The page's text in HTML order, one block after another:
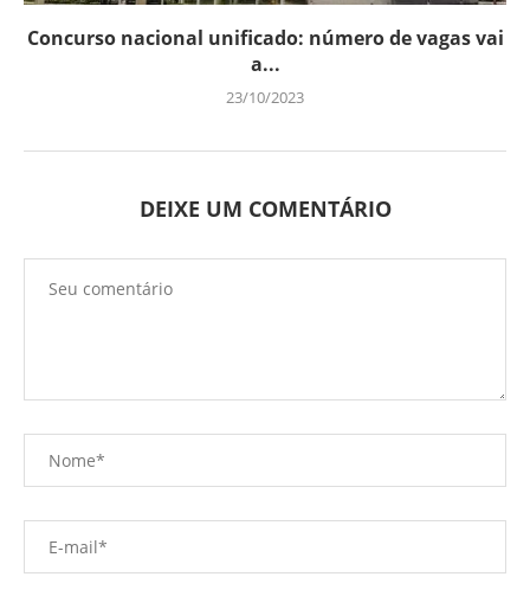
Concurso nacional unificado: número de vagas vai
a...
23/10/2023
DEIXE UM COMENTÁRIO